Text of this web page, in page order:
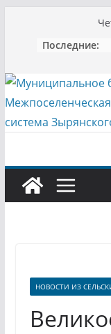
содержимому
Последние:
НОВОСТИ ИЗ